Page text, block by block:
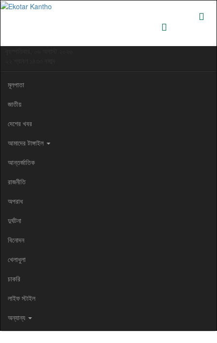
মূলপাতা
জাতীয়
দেশের খবর
আমাদের টাঙ্গাইল
আন্তর্জাতিক
রাজনীতি
অপরাধ
দুর্ঘটনা
বিনোদন
খেলাধুলা
চাকরি
লাইফ স্টাইল
অন্যান্য